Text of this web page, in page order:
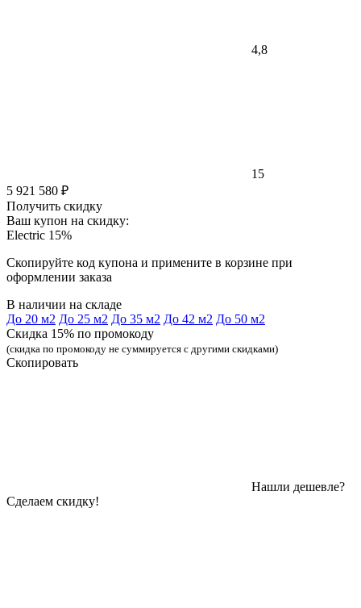
4,8
15
5 921 580 ₽
Получить скидку
Ваш купон на скидку:
Electric 15%
Скопируйте код купона и примените в корзине при
оформлении заказа
В наличии на складе
До 20 м2 До 25 м2 До 35 м2 До 42 м2 До 50 м2
Скидка 15% по промокоду
(скидка по промокоду не суммируется с другими скидками)
Скопировать
Нашли дешевле?
Сделаем скидку!